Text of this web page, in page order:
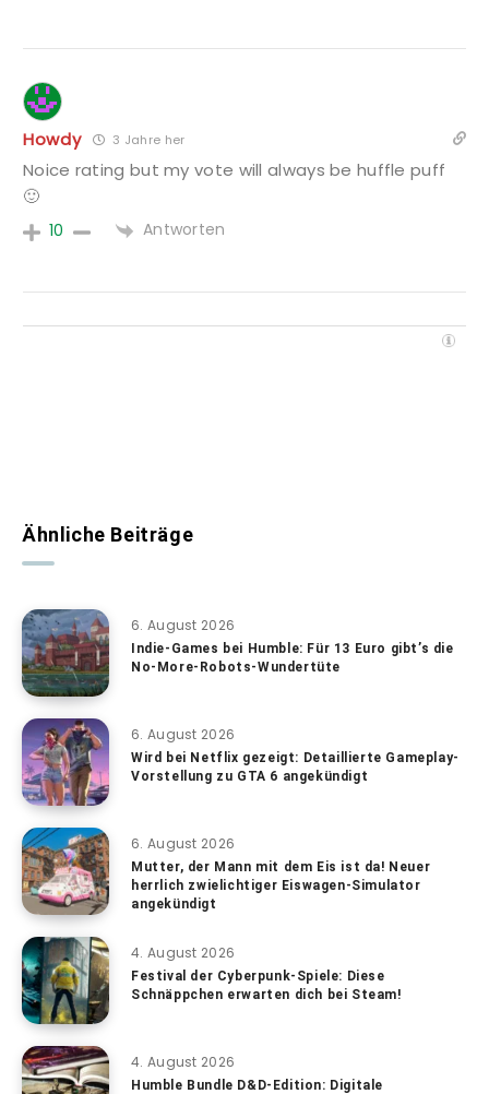
Howdy 3 Jahre her
Noice rating but my vote will always be huffle puff
🙂
10 Antworten
Ähnliche Beiträge
6. August 2026
Indie-Games bei Humble: Für 13 Euro gibt’s die
No-More-Robots-Wundertüte
6. August 2026
Wird bei Netflix gezeigt: Detaillierte Gameplay-
Vorstellung zu GTA 6 angekündigt
6. August 2026
Mutter, der Mann mit dem Eis ist da! Neuer
herrlich zwielichtiger Eiswagen-Simulator
angekündigt
4. August 2026
Festival der Cyberpunk-Spiele: Diese
Schnäppchen erwarten dich bei Steam!
4. August 2026
Humble Bundle D&D-Edition: Digitale